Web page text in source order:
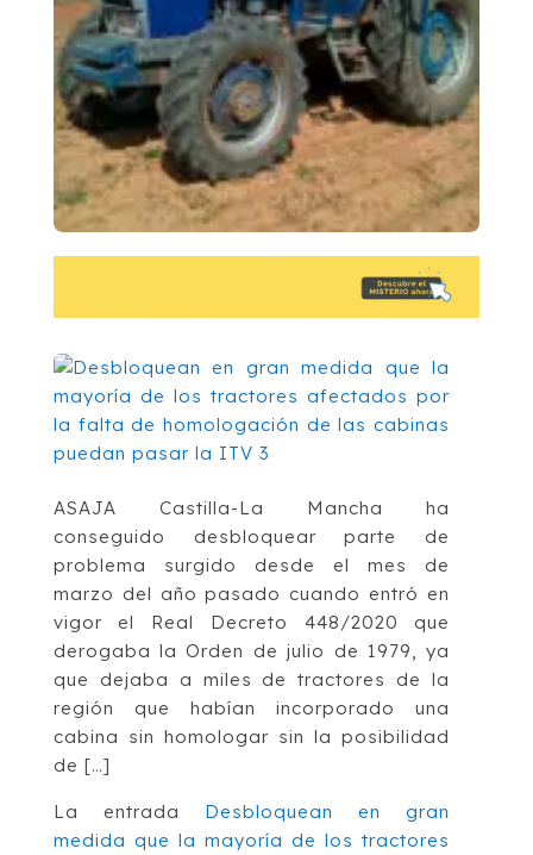
ASAJA Castilla-La Mancha ha
conseguido desbloquear parte de
problema surgido desde el mes de
marzo del año pasado cuando entró en
vigor el Real Decreto 448/2020 que
derogaba la Orden de julio de 1979, ya
que dejaba a miles de tractores de la
región que habían incorporado una
cabina sin homologar sin la posibilidad
de […]
La entrada Desbloquean en gran
medida que la mayoría de los tractores